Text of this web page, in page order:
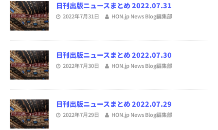
日刊出版ニュースまとめ 2022.07.31
2022年7月31日 HON.jp News Blog編集部
日刊出版ニュースまとめ 2022.07.30
2022年7月30日 HON.jp News Blog編集部
日刊出版ニュースまとめ 2022.07.29
2022年7月29日 HON.jp News Blog編集部